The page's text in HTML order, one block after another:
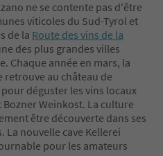
ne se contente pas d'être
viticoles du Sud-Tyrol et
de la Route des vins de la
des plus grandes villes
Chaque année en mars, la
retrouve au château de
déguster les vins locaux
Weinkost. La culture
être découverte dans ses
La nouvelle cave Kellerei
pour les amateurs